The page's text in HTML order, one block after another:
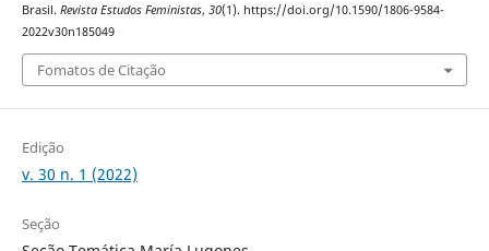
Brasil. Revista Estudos Feministas, 30(1). https://doi.org/10.1590/1806-9584-
2022v30n185049
Fomatos de Citação
Edição
v. 30 n. 1 (2022)
Seção